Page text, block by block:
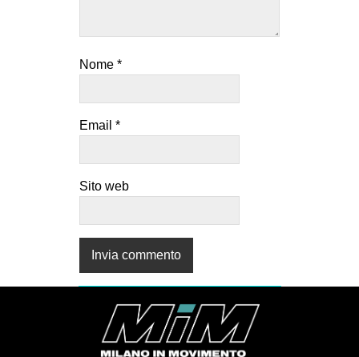
Nome *
Email *
Sito web